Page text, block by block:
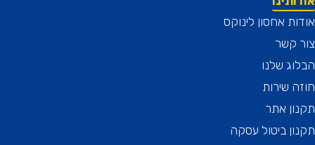
אחסון לינוקס
קשר
שלנו
שירות
אתר
ביטול עסקה